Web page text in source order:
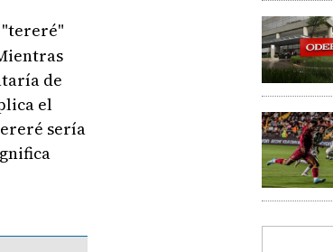
"tereré"
de
el
sería